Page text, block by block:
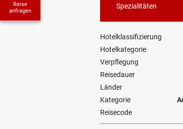
Spezialitäten
Hotelklassifizierung
Hotelkategorie
Verpflegung
Reisedauer
Länder
Kategorie
Reisecode
Reise
anfragen